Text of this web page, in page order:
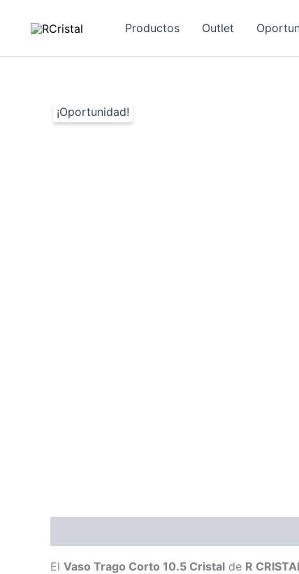
Productos Outlet
El Vaso Trago Corto 10.5 Cristal de R